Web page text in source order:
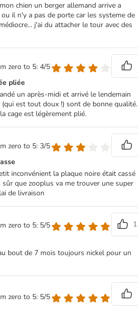
chien un berger allemand arrive a
il n'y a pas de porte car les systeme de
j'ai du attacher le tour avec des
zero to 5: 4/5
pliée
un après-midi et arrivé le lendemain
(qui est tout doux !) sont de bonne qualité.
cage est légèrement plié.
zero to 5: 3/5
inconvénient la plaque noire était cassé
sûr que zooplus va me trouver une super
de livraison
zero to 5: 5/5
1
bout de 7 mois toujours nickel pour un
zero to 5: 5/5